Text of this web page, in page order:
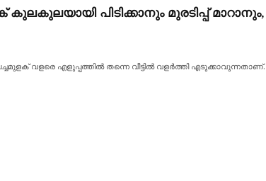
പിടിക്കാനും മുരടിപ്പ് മാറാനും,
വളരെ എളുപ്പത്തിൽ തന്നെ വീട്ടിൽ വളർത്തി എടുക്കാവുന്നതാണ്.